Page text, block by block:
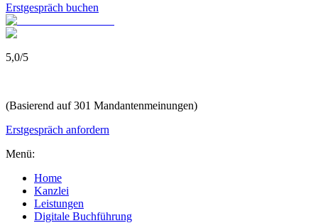
Erstgespräch buchen
5,0/5
(Basierend auf 301 Mandantenmeinungen)
Erstgespräch anfordern
Menü:
Home
Kanzlei
Leistungen
Digitale Buchführung